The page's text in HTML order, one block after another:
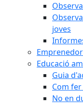
joves
Educació
Guia
Com
No en